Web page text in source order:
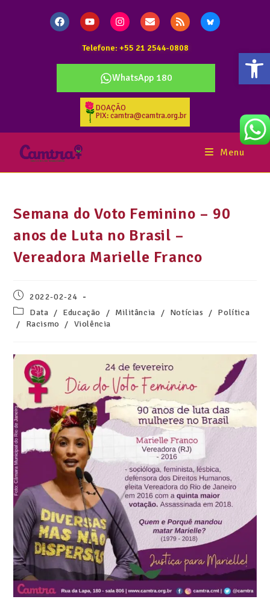
Telefone: +55 21 2544-0808
WhatsApp 180
DOAÇÃO
PIX: camtra@camtra.org.br
Menu
Semana do Voto Feminino – 90
anos de Luta no Brasil –
Vereadora Marielle Franco
2022-02-24
Data / Educação / Militância / Notícias / Política
/
Racismo / Violência